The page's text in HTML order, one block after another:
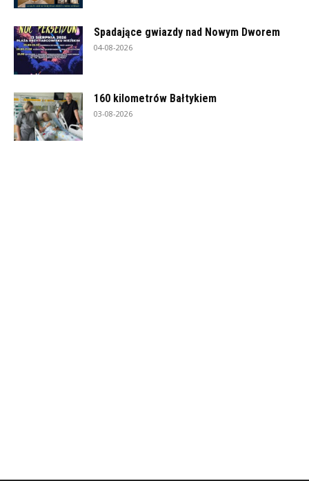
Spadające gwiazdy nad Nowym Dworem
04-08-2026
160 kilometrów Bałtykiem
03-08-2026